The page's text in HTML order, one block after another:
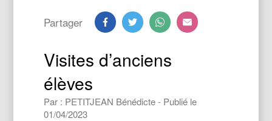
Partager
Visites d’anciens
élèves
Par : PETITJEAN Bénédicte - Publié le
01/04/2023